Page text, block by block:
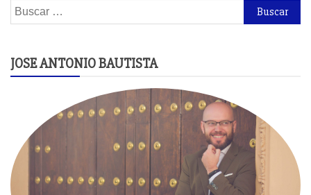
Buscar:
JOSE ANTONIO BAUTISTA